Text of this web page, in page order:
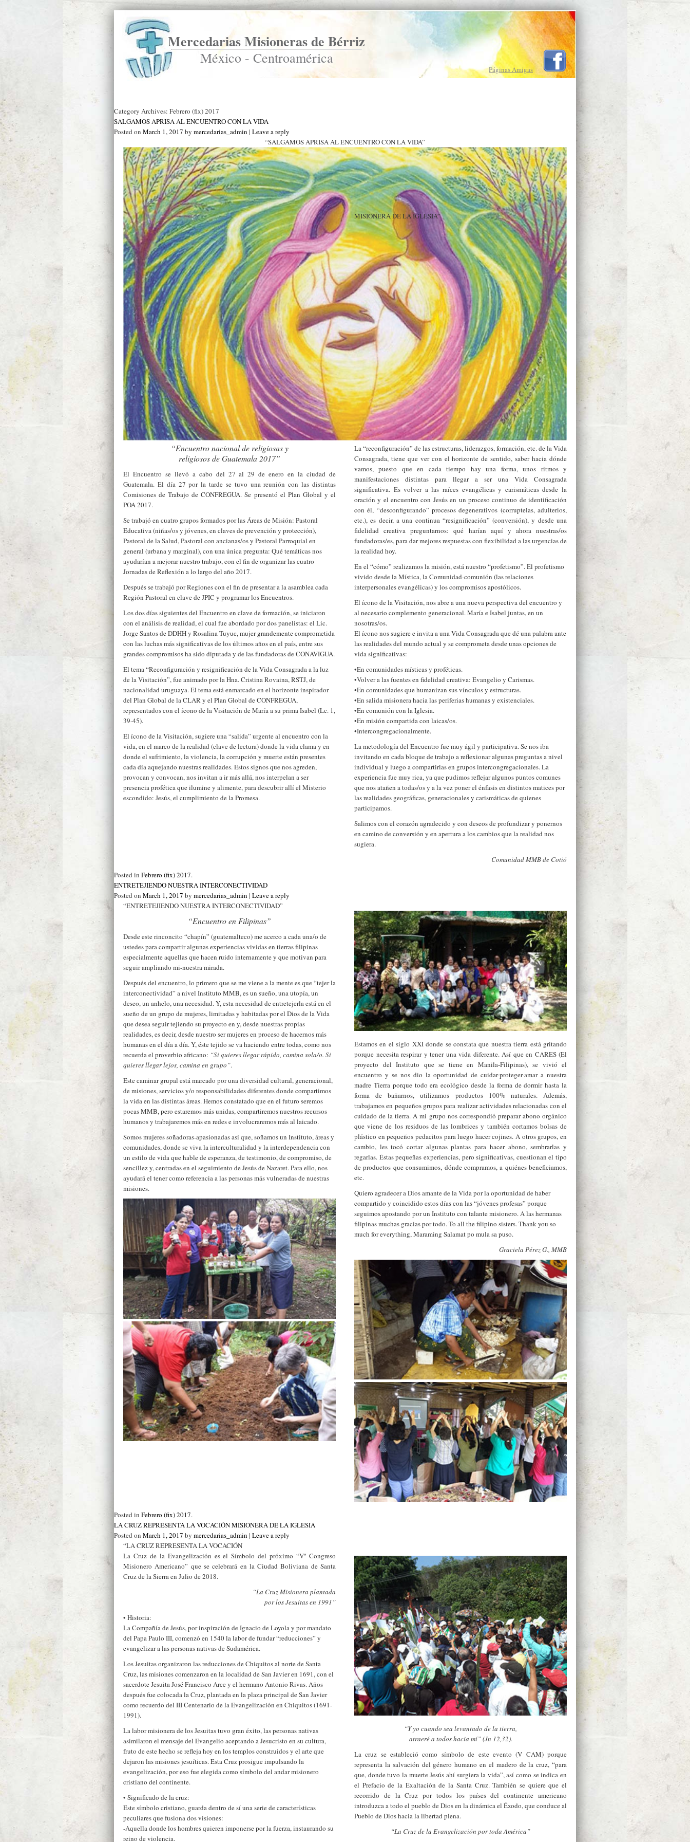
Mercedarias Misioneras de Bérriz
México - Centroamérica
Páginas Amigas
Category Archives: Febrero (fix) 2017
SALGAMOS APRISA AL ENCUENTRO CON LA VIDA
Posted on March 1, 2017 by mercedarias_admin | Leave a reply
“SALGAMOS APRISA AL ENCUENTRO CON LA VIDA”
“Encuentro nacional de religiosas y
religiosos de Guatemala 2017”
El Encuentro se llevó a cabo del 27 al 29 de enero en la ciudad de
Guatemala. El día 27 por la tarde se tuvo una reunión con las distintas
Comisiones de Trabajo de CONFREGUA. Se presentó el Plan Global y el
POA 2017.
Se trabajó en cuatro grupos formados por las Áreas de Misión: Pastoral
Educativa (niñas/os y jóvenes, en claves de prevención y protección),
Pastoral de la Salud, Pastoral con ancianas/os y Pastoral Parroquial en
general (urbana y marginal), con una única pregunta: Qué temáticas nos
ayudarían a mejorar nuestro trabajo, con el fin de organizar las cuatro
Jornadas de Reflexión a lo largo del año 2017.
Después se trabajó por Regiones con el fin de presentar a la asamblea cada
Región Pastoral en clave de JPIC y programar los Encuentros.
Los dos días siguientes del Encuentro en clave de formación, se iniciaron
con el análisis de realidad, el cual fue abordado por dos panelistas: el Lic.
Jorge Santos de DDHH y Rosalina Tuyuc, mujer grandemente comprometida
con las luchas más significativas de los últimos años en el país, entre sus
grandes compromisos ha sido diputada y de las fundadoras de CONAVIGUA.
El tema “Reconfiguración y resignificación de la Vida Consagrada a la luz
de la Visitación”, fue animado por la Hna. Cristina Rovaina, RSTJ, de
nacionalidad uruguaya. El tema está enmarcado en el horizonte inspirador
del Plan Global de la CLAR y el Plan Global de CONFREGUA,
representados con el ícono de la Visitación de María a su prima Isabel (Lc. 1,
39-45).
El ícono de la Visitación, sugiere una “salida” urgente al encuentro con la
vida, en el marco de la realidad (clave de lectura) donde la vida clama y en
donde el sufrimiento, la violencia, la corrupción y muerte están presentes
cada día aquejando nuestras realidades. Estos signos que nos agreden,
provocan y convocan, nos invitan a ir más allá, nos interpelan a ser
presencia profética que ilumine y alimente, para descubrir allí el Misterio
escondido: Jesús, el cumplimiento de la Promesa.
La “reconfiguración” de las estructuras, liderazgos, formación, etc. de la Vida
Consagrada, tiene que ver con el horizonte de sentido, saber hacia dónde
vamos, puesto que en cada tiempo hay una forma, unos ritmos y
manifestaciones distintas para llegar a ser una Vida Consagrada
significativa. Es volver a las raíces evangélicas y carismáticas desde la
oración y el encuentro con Jesús en un proceso continuo de identificación
con él, “desconfigurando” procesos degenerativos (corruptelas, adulterios,
etc.), es decir, a una continua “resignificación” (conversión), y desde una
fidelidad creativa preguntarnos: qué harían aquí y ahora nuestras/os
fundadoras/es, para dar mejores respuestas con flexibilidad a las urgencias de
la realidad hoy.
En el “cómo” realizamos la misión, está nuestro “profetismo”. El profetismo
vivido desde la Mística, la Comunidad-comunión (las relaciones
interpersonales evangélicas) y los compromisos apostólicos.
El ícono de la Visitación, nos abre a una nueva perspectiva del encuentro y
al necesario complemento generacional. María e Isabel juntas, en un
nosotras/os.
El ícono nos sugiere e invita a una Vida Consagrada que dé una palabra ante
las realidades del mundo actual y se comprometa desde unas opciones de
vida significativas:
•En comunidades místicas y proféticas.
•Volver a las fuentes en fidelidad creativa: Evangelio y Carismas.
•En comunidades que humanizan sus vínculos y estructuras.
•En salida misionera hacia las periferias humanas y existenciales.
•En comunión con la Iglesia.
•En misión compartida con laicas/os.
•Intercongregacionalmente.
La metodología del Encuentro fue muy ágil y participativa. Se nos iba
invitando en cada bloque de trabajo a reflexionar algunas preguntas a nivel
individual y luego a compartirlas en grupos intercongregacionales. La
experiencia fue muy rica, ya que pudimos reflejar algunos puntos comunes
que nos atañen a todas/os y a la vez poner el énfasis en distintos matices por
las realidades geográficas, generacionales y carismáticas de quienes
participamos.
Salimos con el corazón agradecido y con deseos de profundizar y ponernos
en camino de conversión y en apertura a los cambios que la realidad nos
sugiera.
Comunidad MMB de Cotió
Posted in Febrero (fix) 2017.
ENTRETEJIENDO NUESTRA INTERCONECTIVIDAD
Posted on March 1, 2017 by mercedarias_admin | Leave a reply
“ENTRETEJIENDO NUESTRA INTERCONECTIVIDAD”
“Encuentro en Filipinas”
Desde este rinconcito “chapín” (guatemalteco) me acerco a cada una/o de
ustedes para compartir algunas experiencias vividas en tierras filipinas
especialmente aquellas que hacen ruido internamente y que motivan para
seguir ampliando mi-nuestra mirada.
Después del encuentro, lo primero que se me viene a la mente es que “tejer la
interconectividad” a nivel Instituto MMB, es un sueño, una utopía, un
deseo, un anhelo, una necesidad. Y, esta necesidad de entretejerla está en el
sueño de un grupo de mujeres, limitadas y habitadas por el Dios de la Vida
que desea seguir tejiendo su proyecto en y, desde nuestras propias
realidades, es decir, desde nuestro ser mujeres en proceso de hacernos más
humanas en el día a día. Y, éste tejido se va haciendo entre todas, como nos
recuerda el proverbio africano: “Si quieres llegar rápido, camina sola/o. Si
quieres llegar lejos, camina en grupo”.
Este caminar grupal está marcado por una diversidad cultural, generacional,
de misiones, servicios y/o responsabilidades diferentes donde compartimos
la vida en las distintas áreas. Hemos constatado que en el futuro seremos
pocas MMB, pero estaremos más unidas, compartiremos nuestros recursos
humanos y trabajaremos más en redes e involucraremos más al laicado.
Somos mujeres soñadoras-apasionadas así que, soñamos un Instituto, áreas y
comunidades, donde se viva la interculturalidad y la interdependencia con
un estilo de vida que hable de esperanza, de testimonio, de compromiso, de
sencillez y, centradas en el seguimiento de Jesús de Nazaret. Para ello, nos
ayudará el tener como referencia a las personas más vulneradas de nuestras
misiones.
Estamos en el siglo XXI donde se constata que nuestra tierra está gritando
porque necesita respirar y tener una vida diferente. Así que en CARES (El
proyecto del Instituto que se tiene en Manila-Filipinas), se vivió el
encuentro y se nos dio la oportunidad de cuidar-proteger-amar a nuestra
madre Tierra porque todo era ecológico desde la forma de dormir hasta la
forma de bañarnos, utilizamos productos 100% naturales. Además,
trabajamos en pequeños grupos para realizar actividades relacionadas con el
cuidado de la tierra. A mi grupo nos correspondió preparar abono orgánico
que viene de los residuos de las lombrices y también cortamos bolsas de
plástico en pequeños pedacitos para luego hacer cojines. A otros grupos, en
cambio, les tocó cortar algunas plantas para hacer abono, sembrarlas y
regarlas. Éstas pequeñas experiencias, pero significativas, cuestionan el tipo
de productos que consumimos, dónde compramos, a quiénes beneficiamos,
etc.
Quiero agradecer a Dios amante de la Vida por la oportunidad de haber
compartido y coincidido estos días con las “jóvenes profesas” porque
seguimos apostando por un Instituto con talante misionero. A las hermanas
filipinas muchas gracias por todo. To all the filipino sisters. Thank you so
much for everything, Maraming Salamat po mula sa puso.
Graciela Pérez G., MMB
Posted in Febrero (fix) 2017.
LA CRUZ REPRESENTA LA VOCACIÓN MISIONERA DE LA IGLESIA
Posted on March 1, 2017 by mercedarias_admin | Leave a reply
“LA CRUZ REPRESENTA LA VOCACIÓN
La Cruz de la Evangelización es el Símbolo del próximo “Vº Congreso
Misionero Americano” que se celebrará en la Ciudad Boliviana de Santa
Cruz de la Sierra en Julio de 2018.
“La Cruz Misionera plantada
por los Jesuitas en 1991”
• Historia:
La Compañía de Jesús, por inspiración de Ignacio de Loyola y por mandato
del Papa Paulo III, comenzó en 1540 la labor de fundar “reducciones” y
evangelizar a las personas nativas de Sudamérica.
Los Jesuitas organizaron las reducciones de Chiquitos al norte de Santa
Cruz, las misiones comenzaron en la localidad de San Javier en 1691, con el
sacerdote Jesuita José Francisco Arce y el hermano Antonio Rivas. Años
después fue colocada la Cruz, plantada en la plaza principal de San Javier
como recuerdo del III Centenario de la Evangelización en Chiquitos (1691-
1991).
La labor misionera de los Jesuitas tuvo gran éxito, las personas nativas
asimilaron el mensaje del Evangelio aceptando a Jesucristo en su cultura,
fruto de este hecho se refleja hoy en los templos construidos y el arte que
dejaron las misiones jesuíticas. Esta Cruz prosigue impulsando la
evangelización, por eso fue elegida como símbolo del andar misionero
cristiano del continente.
• Significado de la cruz:
Este símbolo cristiano, guarda dentro de sí una serie de características
peculiares que fusiona dos visiones:
-Aquella donde los hombres quieren imponerse por la fuerza, instaurando su
reino de violencia.
MISIONERA DE LA IGLESIA”
“Y yo cuando sea levantado de la tierra,
atraeré a todos hacia mí” (Jn 12,32).
La cruz se estableció como símbolo de este evento (V CAM) porque
representa la salvación del género humano en el madero de la cruz, “para
que, donde tuvo la muerte Jesús ahí surgiera la vida”, así como se indica en
el Prefacio de la Exaltación de la Santa Cruz. También se quiere que el
recorrido de la Cruz por todos los países del continente americano
introduzca a todo el pueblo de Dios en la dinámica el Éxodo, que conduce al
Pueblo de Dios hacia la libertad plena.
“La Cruz de la Evangelización por toda América”